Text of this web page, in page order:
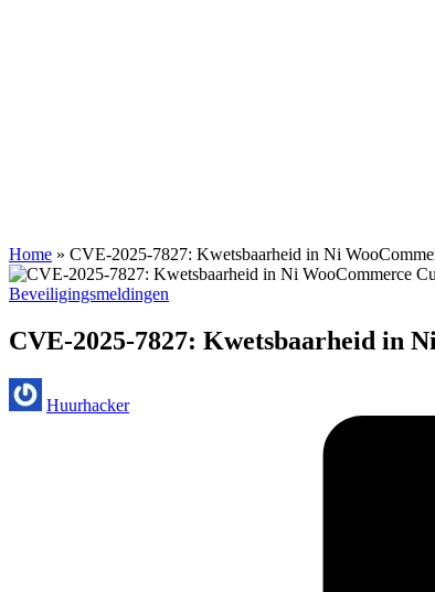
Home » CVE-2025-7827: Kwetsbaarheid in Ni
Geplaatst
Beveiligingsmeldingen
CVE-2025-7827: Kwetsbaarheid in
Geplaatst
door Huurhacker